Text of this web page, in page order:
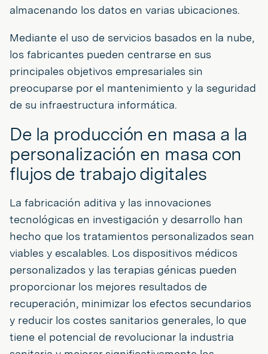
almacenando los datos en varias ubicaciones.
Mediante el uso de servicios basados en la nube,
los fabricantes pueden centrarse en sus
principales objetivos empresariales sin
preocuparse por el mantenimiento y la seguridad
de su infraestructura informática.
De la producción en masa a la
personalización en masa con
flujos de trabajo digitales
La fabricación aditiva y las innovaciones
tecnológicas en investigación y desarrollo han
hecho que los tratamientos personalizados sean
viables y escalables. Los dispositivos médicos
personalizados y las terapias génicas pueden
proporcionar los mejores resultados de
recuperación, minimizar los efectos secundarios
y reducir los costes sanitarios generales, lo que
tiene el potencial de revolucionar la industria